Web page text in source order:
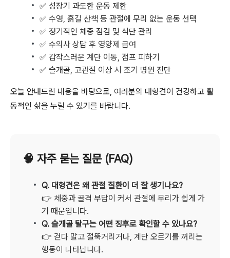
✅ 성장기 과도한 운동 제한
✅ 수영, 흙길 산책 등 관절에 무리 없는 운동 선택
✅ 정기적인 체중 점검 및 식단 관리
✅ 수의사 상담 후 영양제 급여
✅ 갑작스러운 계단 이동, 점프 피하기
✅ 슬개골, 고관절 이상 시 조기 병원 진단
오늘 안내드린 내용을 바탕으로, 여러분의 대형견이 건강하고 활
동적인 삶을 누릴 수 있기를 바랍니다.
🧠 자주 묻는 질문 (FAQ)
Q. 대형견은 왜 관절 질환이 더 잘 생기나요?
👉 체중과 골격 부담이 커서 관절에 무리가 쉽게 가
기 때문입니다.
Q. 슬개골 탈구는 어떤 징후로 확인할 수 있나요?
👉 걷다 말고 절뚝거리거나, 계단 오르기를 꺼리는
행동이 나타납니다.